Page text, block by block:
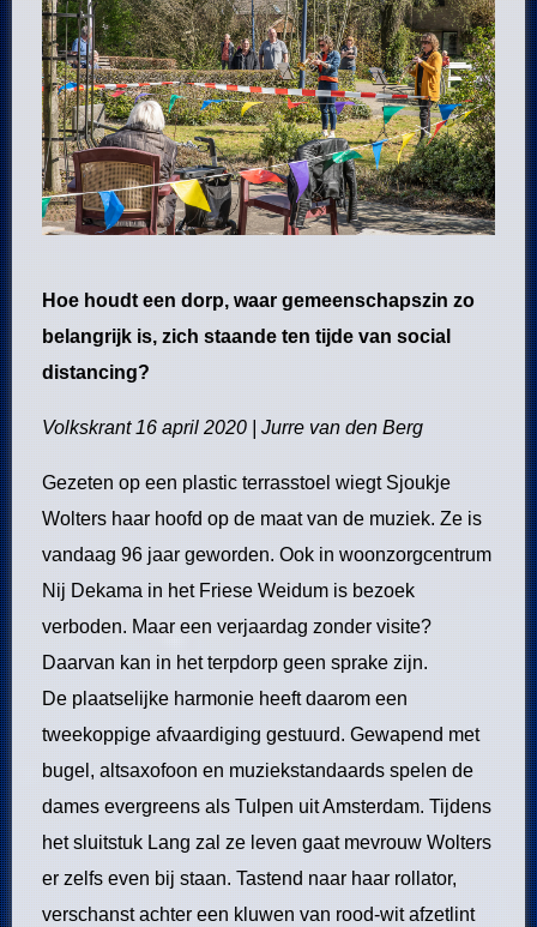
Hoe houdt een dorp, waar gemeenschapszin zo
belangrijk is, zich staande ten tijde van social
distancing?
Volkskrant 16 april 2020 | Jurre van den Berg
Gezeten op een plastic terrasstoel wiegt Sjoukje
Wolters haar hoofd op de maat van de muziek. Ze is
vandaag 96 jaar geworden. Ook in woonzorgcentrum
Nij Dekama in het Friese Weidum is bezoek
verboden. Maar een verjaardag zonder visite?
Daarvan kan in het terpdorp geen sprake zijn.
De plaatselijke harmonie heeft daarom een
tweekoppige afvaardiging gestuurd. Gewapend met
bugel, altsaxofoon en muziekstandaards spelen de
dames evergreens als Tulpen uit Amsterdam. Tijdens
het sluitstuk Lang zal ze leven gaat mevrouw Wolters
er zelfs even bij staan. Tastend naar haar rollator,
verschanst achter een kluwen van rood-wit afzetlint